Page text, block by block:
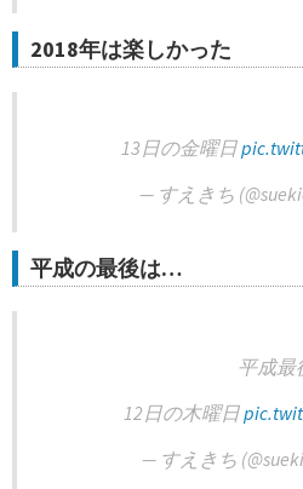
2018年は楽しかった
13日の金曜日
— すえきち
平成の最後は…
平成
12日の木曜日
— すえきち